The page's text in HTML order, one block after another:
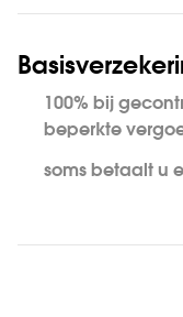
100% bij
beperkte
soms betaalt u